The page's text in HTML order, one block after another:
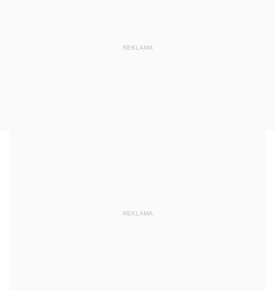
REKLAMA
REKLAMA